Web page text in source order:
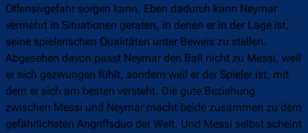
Offensivgefahr sorgen kann. Eben dadurch kann Neymar
vermehrt in Situationen geraten, in denen er in der Lage ist,
seine spielerischen Qualitäten unter Beweis zu stellen.
Abgesehen davon passt Neymar den Ball nicht zu Messi, weil
er sich gezwungen fühlt, sondern weil er der Spieler ist, mit
dem er sich am besten versteht. Die gute Beziehung
zwischen Messi und Neymar macht beide zusammen zu dem
gefährlichsten Angriffsduo der Welt. Und Messi selbst scheint